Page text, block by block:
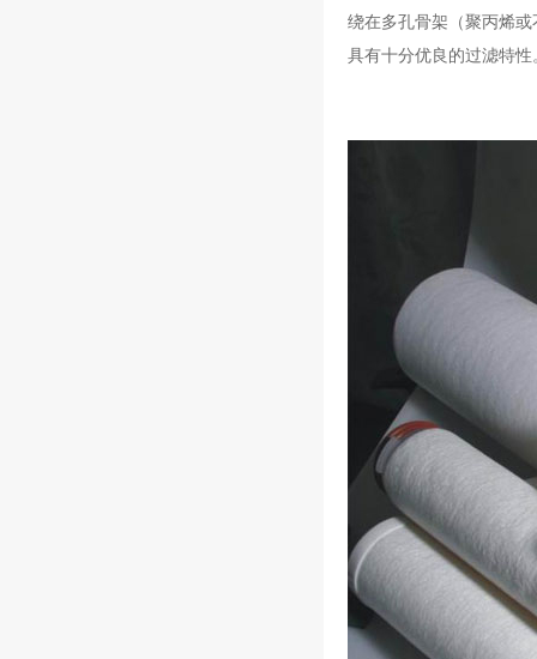
绕在多孔骨架（聚丙烯
具有十分优良的过滤特